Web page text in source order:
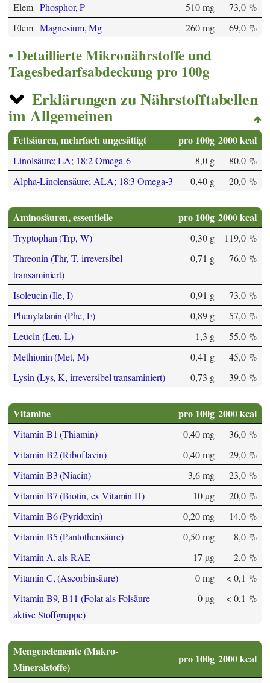
Elem Phosphor, P 510 mg
73,0 %
Elem Magnesium, Mg 260 mg 69,0 %
Detaillierte Mikronährstoffe und
Tagesbedarfsabdeckung pro 100g
Erklärungen zu Nährstofftabellen
im Allgemeinen
Fettsäuren, mehrfach ungesättigt pro 100g 2000 kcal
Linolsäure; LA; 18:2 Omega-6 8,0 g
80,0 %
Alpha-Linolensäure; ALA; 18:3 Omega-3
0,40 g 20,0 %
Aminosäuren, essentielle pro 100g 2000 kcal
Tryptophan (Trp, W) 0,30 g
119,0 %
Threonin (Thr, T, irreversibel
transaminiert)
0,71 g 76,0 %
Isoleucin (Ile, I) 0,91 g
73,0 %
Phenylalanin (Phe, F)
0,89 g
57,0 %
Leucin (Leu, L)
1,3 g
55,0 %
Methionin (Met, M)
0,41 g
45,0 %
Lysin (Lys, K, irreversibel transaminiert)
0,73 g 39,0 %
Vitamine pro 100g 2000 kcal
Vitamin B1 (Thiamin) 0,40 mg
36,0 %
Vitamin B2 (Riboflavin)
0,40 mg
29,0 %
Vitamin B3 (Niacin)
3,6 mg
23,0 %
Vitamin B7 (Biotin, ex Vitamin H)
10 µg
20,0 %
Vitamin B6 (Pyridoxin)
0,20 mg
14,0 %
Vitamin B5 (Pantothensäure)
0,50 mg
8,0 %
Vitamin A, als RAE
17 µg
2,0 %
Vitamin C, (Ascorbinsäure)
0 mg
< 0,1 %
Vitamin B9, B11 (Folat als Folsäure-
aktive Stoffgruppe)
0 µg < 0,1 %
Mengenelemente (Makro-
Mineralstoffe)
pro 100g 2000 kcal